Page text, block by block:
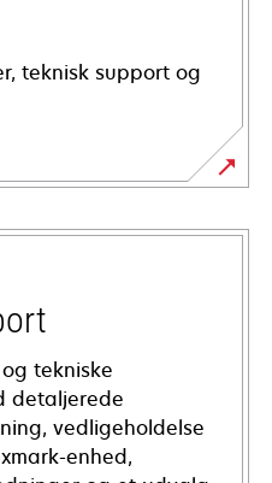
teknisk support og
tekniske
detaljerede
vedligeholdelse
enhed,